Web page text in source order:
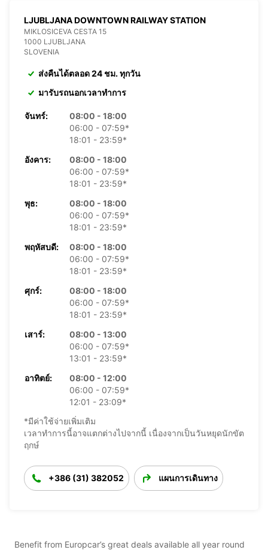
LJUBLJANA DOWNTOWN RAILWAY STATION
MIKLOSICEVA CESTA 15
1000 LJUBLJANA
SLOVENIA
ส่งคืนได้ตลอด 24 ชม. ทุกวัน
มารับรถนอกเวลาทำการ
จันทร์:
08:00 - 18:00
06:00 - 07:59*
18:01 - 23:59*
อังคาร:
08:00 - 18:00
06:00 - 07:59*
18:01 - 23:59*
พุธ:
08:00 - 18:00
06:00 - 07:59*
18:01 - 23:59*
พฤหัสบดี:
08:00 - 18:00
06:00 - 07:59*
18:01 - 23:59*
ศุกร์:
08:00 - 18:00
06:00 - 07:59*
18:01 - 23:59*
เสาร์:
08:00 - 13:00
06:00 - 07:59*
13:01 - 23:59*
อาทิตย์:
08:00 - 12:00
06:00 - 07:59*
12:01 - 23:09*
*มีค่าใช้จ่ายเพิ่มเติม
เวลาทำการนี้อาจแตกต่างไปจากนี้ เนื่องจากเป็นวันหยุดนักขัต
ฤกษ์
+386 (31) 382052 แผนการเดินทาง
Benefit from Europcar’s great deals available all year round